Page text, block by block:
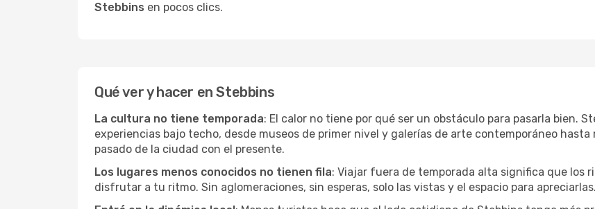
Stebbins en pocos clics.
Qué ver y hacer en Stebbins
La cultura no tiene temporada: El calor no tiene por qué ser un obstáculo para pasarla bien.
experiencias bajo techo, desde museos de primer nivel y galerías de arte contemporáneo
pasado de la ciudad con el presente.
Los lugares menos conocidos no tienen fila: Viajar fuera de temporada alta significa que los
disfrutar a tu ritmo. Sin aglomeraciones, sin esperas, solo las vistas y el espacio para apreciarlas.